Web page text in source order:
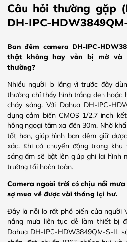
Câu hỏi thường gặp
DH-IPC-
Ban đêm camera DH-IPC-
thật không hay vẫn bị mờ và
thường?
Nhiều người lo lắng vì trước đây
thường chỉ thấy hình trắng đen hoặc
cháy sáng. Với Dahua DH-IPC-
dụng cảm biến CMOS 1/2.7 inch
hồng ngoại tầm xa đến 30m. Nhờ
tốt hơn, giúp hình ban đêm giữ
xác. Khi có chuyển động trong
sáng ấm sẽ bật lên giúp ghi lại hình
trường tối hoàn toàn.
Camera ngoài trời có chịu nổi
sợ mua về được vài tháng lại hư.
Đây là nỗi lo rất phổ biến của người
nắng mưa liên tục dễ làm thiết bị
Dahua DH-IPC-HDW3849QM-S-IL